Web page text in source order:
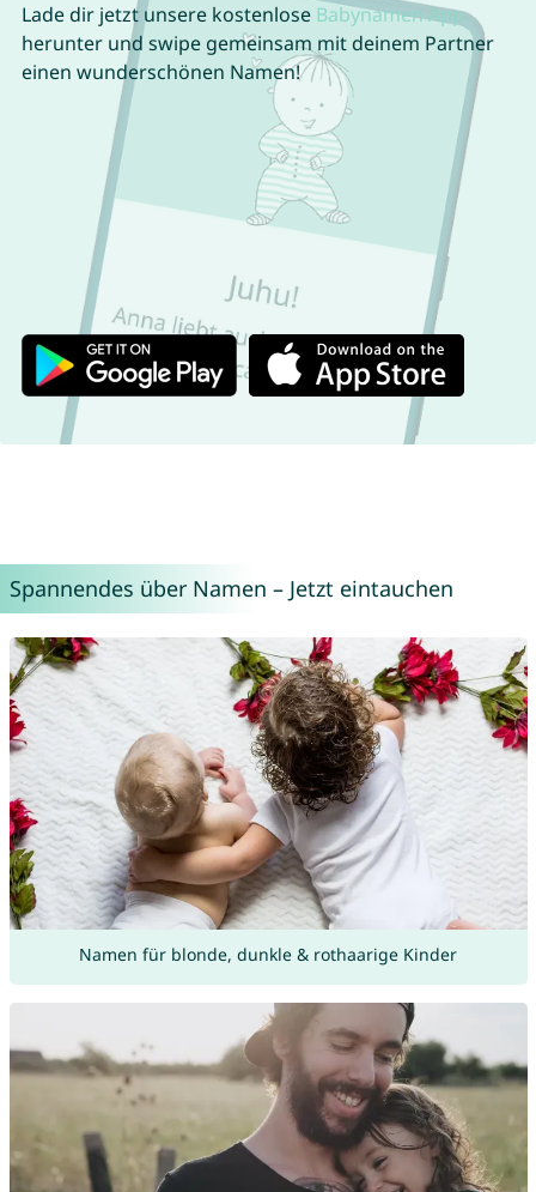
Lade dir jetzt unsere kostenlose Babynamen App
herunter und swipe gemeinsam mit deinem Partner
einen wunderschönen Namen!
Spannendes über Namen – Jetzt eintauchen
Namen für blonde, dunkle & rothaarige Kinder